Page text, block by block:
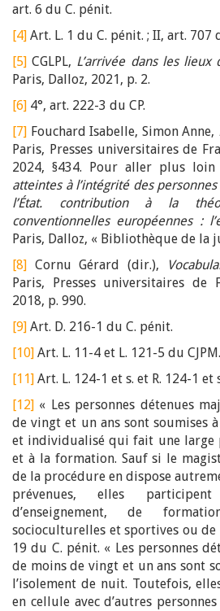
art. 6 du C. pénit.
[4] Art. L. 1 du C. pénit. ; II, art. 707
[5] CGLPL, L’arrivée dans les
Paris, Dalloz, 2021, p. 2.
[6] 4°, art. 222-3 du CP.
[7] Fouchard Isabelle, Simon Anne,
Paris, Presses universitaires de
2024, §434. Pour aller plus loin
atteintes à l’intégrité des
l’État. contribution à la
conventionnelles européennes :
Paris, Dalloz, « Bibliothèque de la
[8] Cornu Gérard (dir.),
Paris, Presses universitaires de
2018, p. 990.
[9] Art. D. 216-1 du C. pénit.
[10] Art. L. 11-4 et L. 121-5 du CJPM.
[11] Art. L. 124-1 et s. et R. 124-1 et
[12] « Les personnes détenues
de vingt et un ans sont soumises
et individualisé qui fait une large
et à la formation. Sauf si le
de la procédure en dispose
prévenues, elles
d’enseignement, de
socioculturelles et sportives ou de
19 du C. pénit. « Les personnes
de moins de vingt et un ans sont
l’isolement de nuit. Toutefois,
en cellule avec d’autres